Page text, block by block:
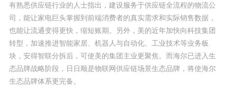
有熟悉供应链行业的人士指出，建设服务于供应链全流程的物流公
司，能让家电巨头掌握到前端消费者的真实需求和实际销售数据，
也能让流通变得更快，缩短账期。另外，美的近年加快向科技集团
转型，加速推进智能家居、机器人与自动化、工业技术等业务板
块，安得智联分拆后，可使美的集团主业更聚焦。而海尔已进入生
态品牌战略阶段，日日顺是物联网供应链场景生态品牌，将使海尔
生态品牌体系更完备。